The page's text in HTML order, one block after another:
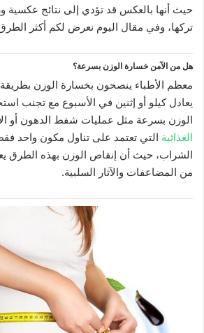
حيث أنها بالعكس قد تؤدي إلى نتائج عكسية
تركها، وفي مقال اليوم نعرض لكم أكثر
هل من الآمن خسارة الوزن بسرعة؟
معظم الأطباء ينصحون بخسارة الوزن بطريقة
يعادل كيلو أو إثنين في الأسبوع مع تجنب
الوزن بسرعة مثل عمليات شفط الدهون أو
الغذائية التي تعتمد على تناول مكون واحد
الشراب، حيث أن إنقاص الوزن بهذه الطرق
من المضاعفات والآثار السلبية.